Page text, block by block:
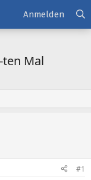
Anmelden
Mal
#1